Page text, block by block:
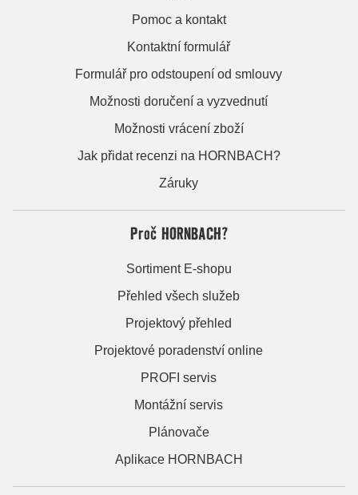
Pomoc a kontakt
Kontaktní formulář
Formulář pro odstoupení od smlouvy
Možnosti doručení a vyzvednutí
Možnosti vrácení zboží
Jak přidat recenzi na HORNBACH?
Záruky
Proč HORNBACH?
Sortiment E-shopu
Přehled všech služeb
Projektový přehled
Projektové poradenství online
PROFI servis
Montážní servis
Plánovače
Aplikace HORNBACH